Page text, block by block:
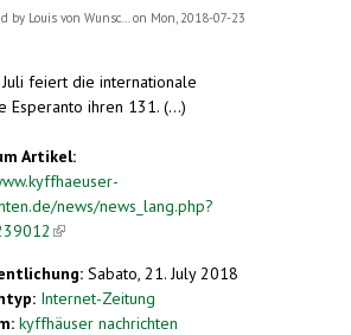
by Louis von Wunsc...on Mon, 2018-07-23
feiert die internationale
Esperanto ihren 131. (...)
Artikel:
news/news_lang.php?
(link is external)
Sabato, 21. July 2018
Internet-Zeitung
kyffhäuser nachrichten